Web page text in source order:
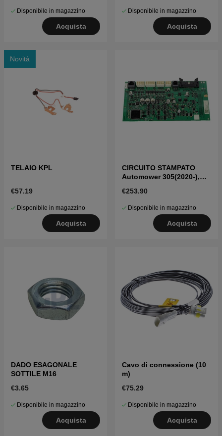
Disponibile in magazzino
Acquista
Disponibile in magazzino
Acquista
Novità
TELAIO KPL
€57.19
Disponibile in magazzino
Acquista
CIRCUITO STAMPATO
Automower 305(2020-),
€253.90
Disponibile in magazzino
Acquista
DADO ESAGONALE
SOTTILE M16
€3.65
Disponibile in magazzino
Acquista
Cavo di connessione (10
m)
€75.29
Disponibile in magazzino
Acquista